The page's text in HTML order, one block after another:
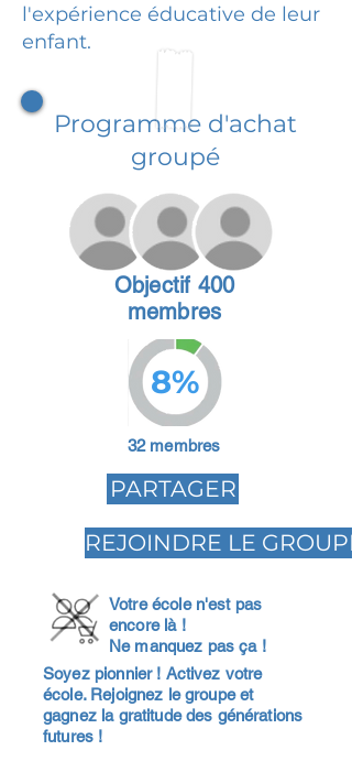
l'expérience éducative de leur
enfant.
Programme d'achat
groupé
Objectif 400
membres
8%
32 membres
PARTAGER
REJOINDRE LE GROUPE
Votre école n'est pas
encore là !
Ne manquez pas ça !
Soyez pionnier ! Activez votre
école. Rejoignez le groupe et
gagnez la gratitude des générations
futures !